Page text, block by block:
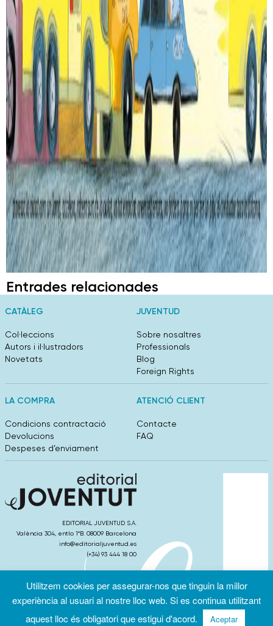
Entrades relacionades
CATÀLEG
Col·leccions
Autors i il·lustradors
Novetats
JUVENTUD
Sobre nosaltres
Professionals
Blog
Foreign Rights
LA COMPRA
Condicions contractació
Devolucions
Despeses d’enviament
ATENCIÓ CLIENT
Contacte
FAQ
EDITORIAL JUVENTUD S.A.
València 304, entlo 1ºB. 08009 Barcelona
info@editorialjuventud.es
(+34) 93 444 18 00
Condicions
Política de
Política de
Utilitzem cookies per assegurar-nos que tinguin la millor
experiència al usuari al nostre lloc web. Si es continua utilitzant
aquest lloc és obligatori que estigui d'acord.
Aceptar